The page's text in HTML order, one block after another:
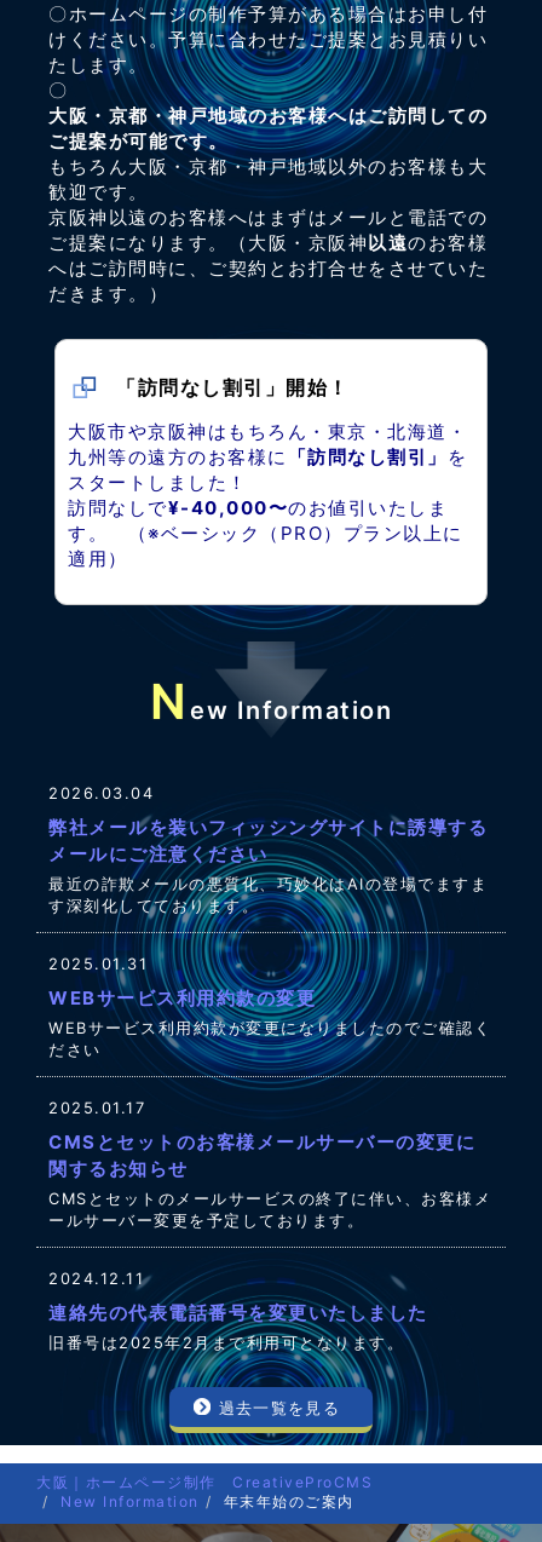
〇ホームページの制作予算がある場合はお申し付
けください。予算に合わせたご提案とお見積りい
たします。
〇
大阪・京都・神戸地域のお客様へはご訪問しての
ご提案が可能です。
もちろん大阪・京都・神戸地域以外のお客様も大
歓迎です。
京阪神以遠のお客様へはまずはメールと電話での
ご提案になります。（大阪・京阪神以遠のお客様
へはご訪問時に、ご契約とお打合せをさせていた
だきます。）
「訪問なし割引」開始！
大阪市や京阪神はもちろん・東京・北海道・
九州等の遠方のお客様に
「訪問なし割引」
を
スタートしました！
訪問なしで¥-40,000〜のお値引いたしま
す。 （※ベーシック（PRO）プラン以上に
適用）
N ew Information
2026.03.04
弊社メールを装いフィッシングサイトに誘導する
メールにご注意ください
最近の詐欺メールの悪質化、巧妙化はAIの登場でますま
す深刻化してております。
2025.01.31
WEBサービス利用約款の変更
WEBサービス利用約款が変更になりましたのでご確認く
ださい
2025.01.17
CMSとセットのお客様メールサーバーの変更に
関するお知らせ
CMSとセットのメールサービスの終了に伴い、お客様メ
ールサーバー変更を予定しております。
2024.12.11
連絡先の代表電話番号を変更いたしました
旧番号は2025年2月まで利用可となります。
過去一覧を見る
大阪｜ホームページ制作 CreativeProCMS
New Information
年末年始のご案内